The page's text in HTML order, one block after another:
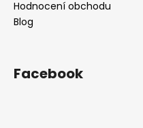
Hodnocení obchodu
Blog
Facebook